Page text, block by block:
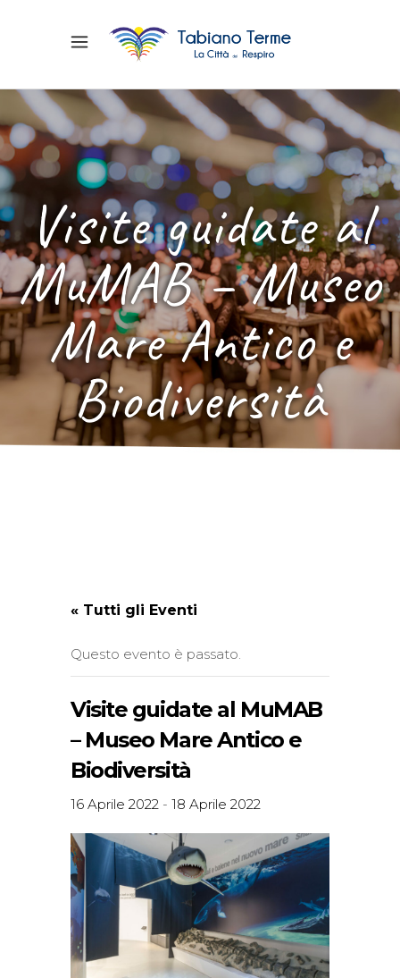
Visite guidate al
MuMAB – Museo
Mare Antico e
Biodiversità
« Tutti gli Eventi
Questo evento è passato.
Visite guidate al MuMAB
– Museo Mare Antico e
Biodiversità
16 Aprile 2022 - 18 Aprile 2022